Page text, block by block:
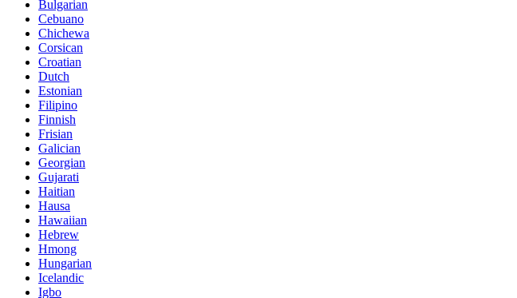
Bulgarian
Cebuano
Chichewa
Corsican
Croatian
Dutch
Estonian
Filipino
Finnish
Frisian
Galician
Georgian
Gujarati
Haitian
Hausa
Hawaiian
Hebrew
Hmong
Hungarian
Icelandic
Igbo